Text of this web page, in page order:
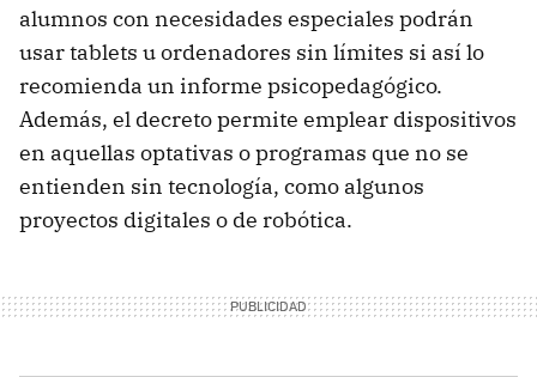
alumnos con necesidades especiales podrán
usar tablets u ordenadores sin límites si así lo
recomienda un informe psicopedagógico.
Además, el decreto permite emplear dispositivos
en aquellas optativas o programas que no se
entienden sin tecnología, como algunos
proyectos digitales o de robótica.